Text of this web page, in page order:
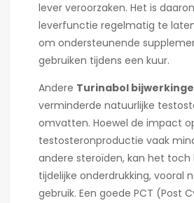
lever veroorzaken. Het is
leverfunctie regelmatig te
om ondersteunende
gebruiken tijdens een kuur.
Andere Turinabol
verminderde natuurlijke
omvatten. Hoewel de impact
testosteronproductie vaak
andere steroïden, kan het
tijdelijke onderdrukking, vooral
gebruik. Een goede PCT (Post